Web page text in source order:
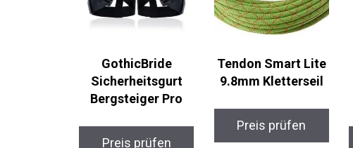
GothicBride
Sicherheitsgurt
Bergsteiger Pro
Preis prüfen
Tendon Smart Lite
9.8mm Kletterseil
Preis prüfen